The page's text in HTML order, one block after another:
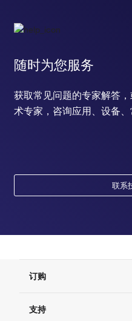
随时为您服务
获取常见问题的专家解答
术专家，咨询应用、设备、
联系
订购
订单支持
支持